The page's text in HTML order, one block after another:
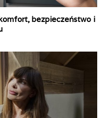
bezpieczeństwo i